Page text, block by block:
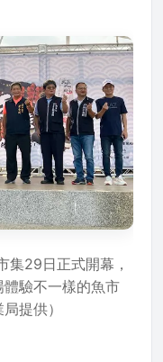
29日正式開幕，
驗不一樣的魚市
提供）